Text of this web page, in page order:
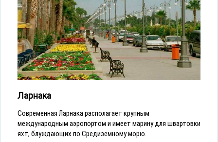
Ларнака
Современная Ларнака располагает крупным
международным аэропортом и имеет марину для швартовки
яхт, блуждающих по Средиземному морю.